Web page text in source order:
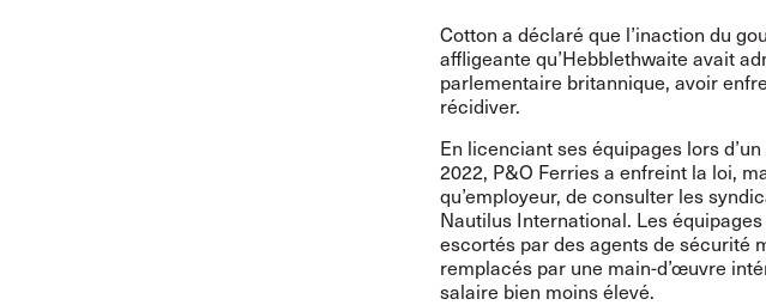
Cotton a déclaré que l’inaction du
affligeante qu’Hebblethwaite avait
parlementaire britannique, avoir
récidiver.
En licenciant ses équipages lors
2022, P&O Ferries a enfreint la loi,
qu’employeur, de consulter les
Nautilus International. Les
escortés par des agents de sécurité
remplacés par une main-d’œuvre
salaire bien moins élevé.